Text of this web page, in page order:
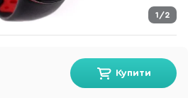
1/2
Купити